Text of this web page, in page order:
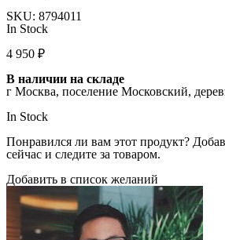
SKU: 8794011
In Stock
4 950 ₽
В наличии на складе
г Москва, поселение Московский,
In Stock
Понравился ли вам этот продукт?
сейчас и следите за товаром.
Добавить в список желаний